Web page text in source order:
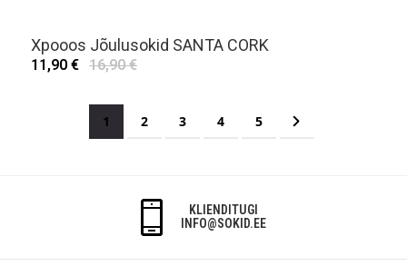
Xpooos Jõulusokid SANTA CORK
11,90 € 16,90 €
You're currently reading page
1 Page
2 Page
3 Page
4 Page
5 Page
Järgmine
KLIENDITUGI
INFO@SOKID.EE